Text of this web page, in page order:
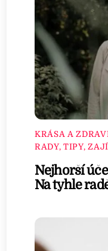
KRÁSA A
RADY, TIPY,
Nejhorší
Na tyhle